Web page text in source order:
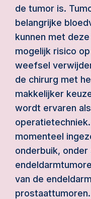
de tumor is.
belangrijke
kunnen met
mogelijk risico
weefsel
de chirurg met
makkelijker
wordt ervaren
momenteel
onderbuik, onder
van de
prostaattumoren.